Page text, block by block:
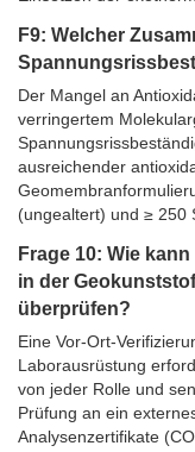
F9: Welcher
Der Mangel an
verringertem
ausreichender
(ungealtert) und ≥ 250
Frage 10: Wie
in der
überprüfen?
Eine Vor-Ort-
Laborausrüstung
von jeder Rolle und
Prüfung an ein
Analysenzertifikate